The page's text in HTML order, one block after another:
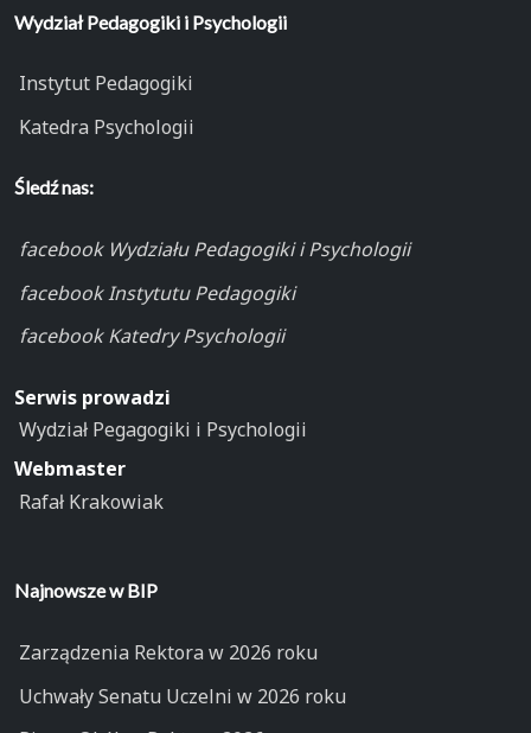
Wydział Pedagogiki i Psychologii
Instytut Pedagogiki
Katedra Psychologii
Śledź nas:
facebook Wydziału Pedagogiki i Psychologii
facebook Instytutu Pedagogiki
facebook Katedry Psychologii
Serwis prowadzi
Wydział Pegagogiki i Psychologii
Webmaster
Rafał Krakowiak
Najnowsze w BIP
Zarządzenia Rektora w 2026 roku
Uchwały Senatu Uczelni w 2026 roku